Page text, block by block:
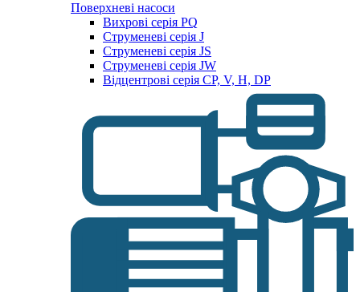
Поверхневі насоси
Вихрові серія PQ
Струменеві серія J
Струменеві серія JS
Струменеві серія JW
Відцентрові серія CP, V, H, DP